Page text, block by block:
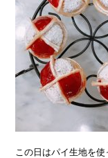
この日はパイ生地を